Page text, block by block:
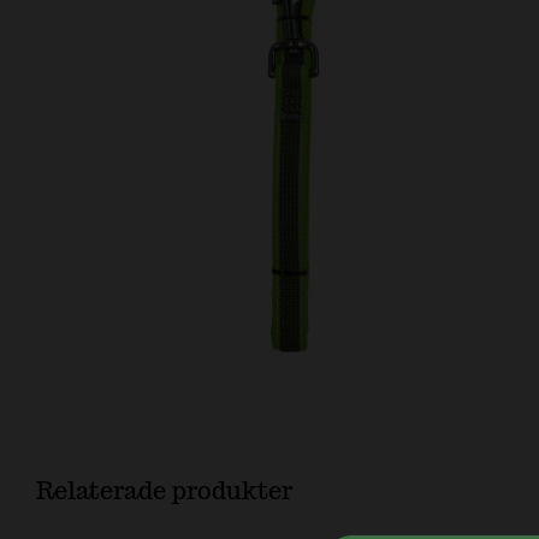
Relaterade produkter